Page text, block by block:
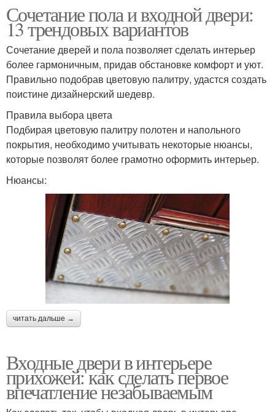
Сочетание пола и входной двери:
13 трендовых вариантов
Сочетание дверей и пола позволяет сделать интерьер
более гармоничным, придав обстановке комфорт и уют.
Правильно подобрав цветовую палитру, удастся создать
поистине дизайнерский шедевр.
Правила выбора цвета
Подбирая цветовую палитру полотен и напольного
покрытия, необходимо учитывать некоторые нюансы,
которые позволят более грамотно оформить интерьер.
Нюансы:
читать дальше →
Входные двери в интерьере
прихожей: как сделать первое
впечатление незабываемым